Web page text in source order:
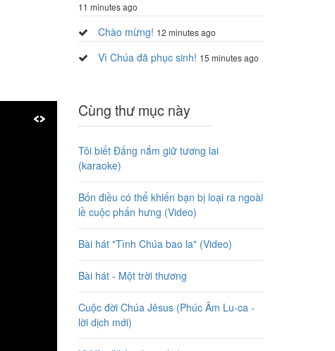
11 minutes ago
Chào mừng! 12 minutes ago
Vì Chúa đã phục sinh! 15 minutes ago
Cùng thư mục này
Tôi biết Đấng nắm giữ tương lai
(karaoke)
Bốn điều có thể khiến bạn bị loại ra ngoài
lề cuộc phấn hưng (Video)
Bài hát "Tình Chúa bao la" (Video)
Bài hát - Một trời thương
Cuộc đời Chúa Jêsus (Phúc Âm Lu-ca -
lời dịch mới)